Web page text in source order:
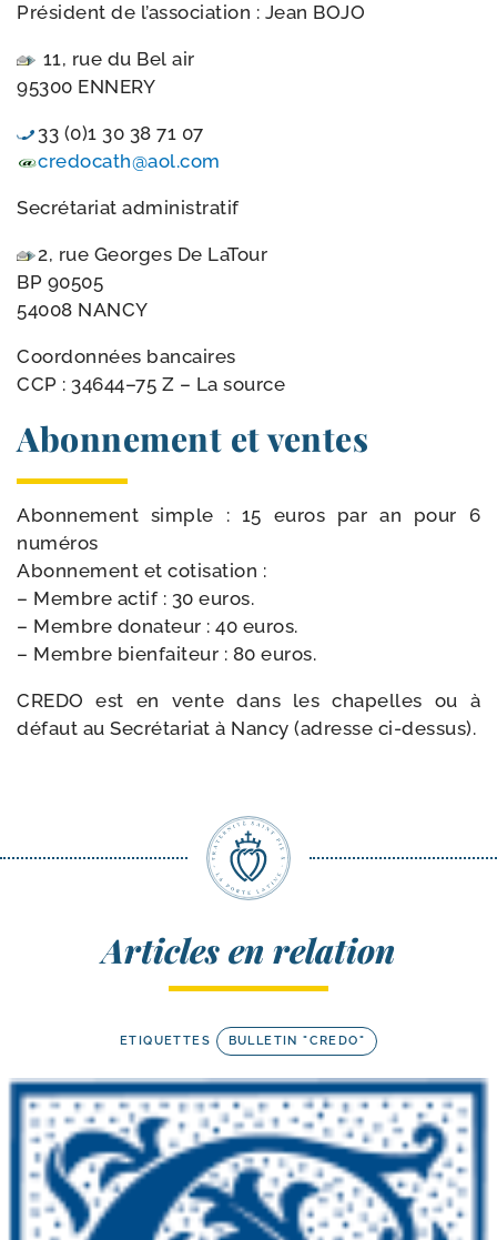
Président de l’as­so­cia­tion : Jean BOJO
11, rue du Bel air
95300 ENNERY
33 (0)1 30 38 71 07
credocath@​aol.​com
Secrétariat admi­nis­tra­tif
2, rue Georges De LaTour
BP 90505
54008 NANCY
Coordonnées ban­caires
CCP : 34644–75 Z – La source
Abonnement et ventes
Abonnement simple : 15 euros par an pour 6
numéros
Abonnement et cotisation :
– Membre actif : 30 euros.
– Membre dona­teur : 40 euros.
– Membre bien­fai­teur : 80 euros.
CREDO est en vente dans les cha­pelles ou à
défaut au Secrétariat à Nancy (adresse ci-dessus).
Articles en relation
ETIQUETTES BULLETIN "CREDO"